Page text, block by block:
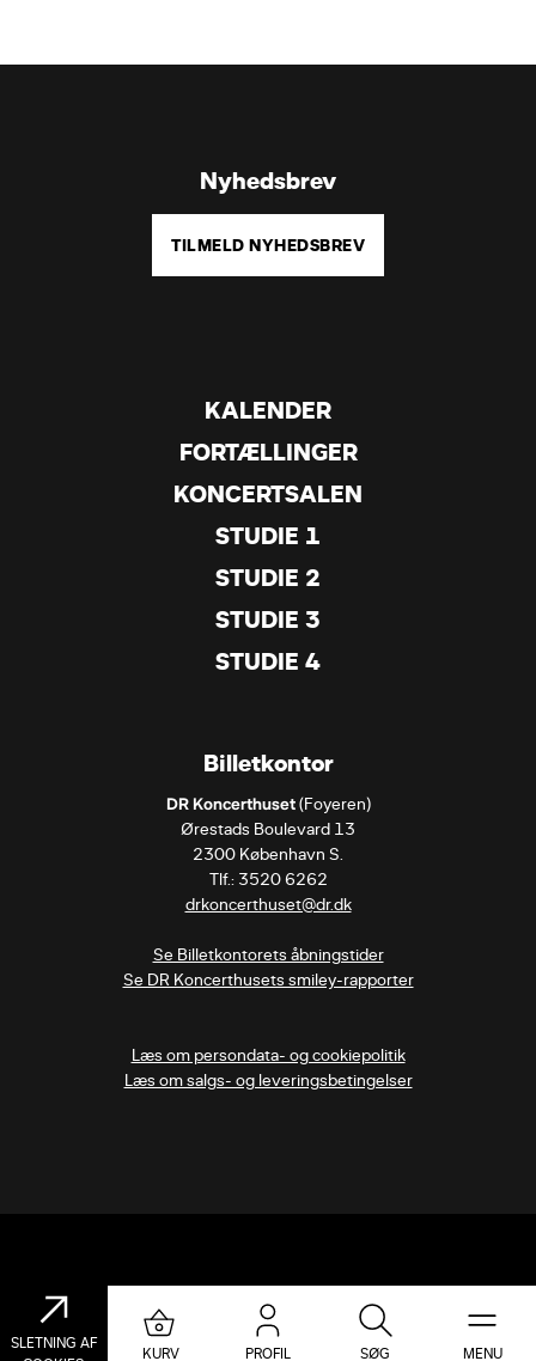
SLETNING AF
KURV PROFIL SØG MENU
KALENDER
FORTÆLLINGER
KONCERTSALEN
STUDIE 1
STUDIE 2
STUDIE 3
STUDIE 4
Nyhedsbrev
TILMELD NYHEDSBREV
Billetkontor
DR Koncerthuset (Foyeren)
Ørestads Boulevard 13
2300 København S.
drkoncerthuset@dr.dk
Se Billetkontorets åbningstider
Se DR Koncerthusets smiley-rapporter
Læs om persondata- og cookiepolitik
Læs om salgs- og leveringsbetingelser